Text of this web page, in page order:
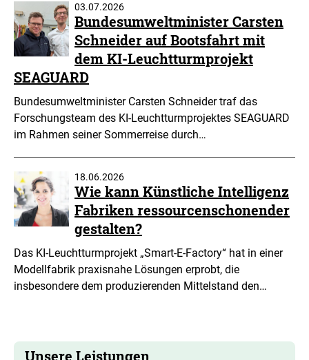
03.07.2026
Bundesumweltminister Carsten
Schneider auf Bootsfahrt mit
dem KI-Leuchtturmprojekt
SEAGUARD
Bundesumweltminister Carsten Schneider traf das
Forschungsteam des KI-Leuchtturmprojektes SEAGUARD
im Rahmen seiner Sommerreise durch…
18.06.2026
Wie kann Künstliche Intelligenz
Fabriken ressourcenschonender
gestalten?
Das KI-Leuchtturmprojekt „Smart-E-Factory“ hat in einer
Modellfabrik praxisnahe Lösungen erprobt, die
insbesondere dem produzierenden Mittelstand den…
Unsere Leistungen